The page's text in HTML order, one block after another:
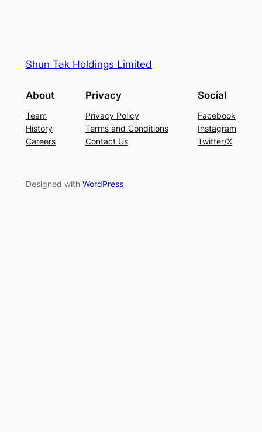
Shun Tak Holdings Limited
About
Team
History
Careers
Privacy
Privacy Policy
Terms and Conditions
Contact Us
Social
Facebook
Instagram
Twitter/X
Designed with WordPress